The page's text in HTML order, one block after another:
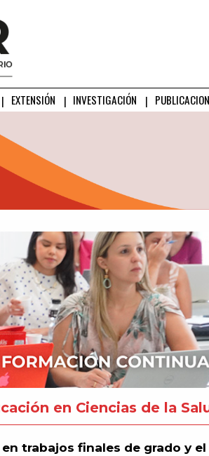
EXTENSIÓN INVESTIGACIÓN
en Ciencias de la
trabajos finales de grado y